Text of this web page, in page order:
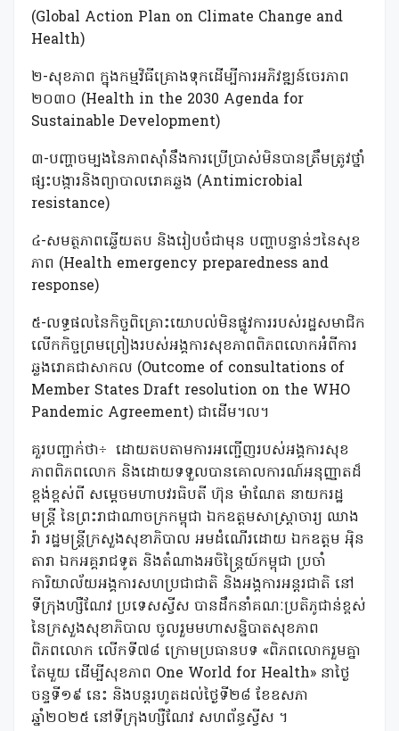
(Global Action Plan on Climate Change and
Health)
២-សុខភាព ក្នុងកម្មវិធីគ្រោងទុកដើម្បីការអភិវឌ្ឍន៍ចេរភាព
២០៣០ (Health in the 2030 Agenda for
Sustainable Development)
៣-បញ្ហាចម្បងនៃភាពស៊ាំនឹងការប្រើប្រាស់មិនបានត្រឹមត្រូវថ្នាំ
ផ្សះបង្ការនិងព្យាបាលរោគឆ្លង (Antimicrobial
resistance)
៤-សមត្ថភាពឆ្លើយតប និងរៀបចំជាមុន បញ្ហាបន្ទាន់ៗនៃសុខ
ភាព (Health emergency preparedness and
response)
៥-លទ្ធផលនៃកិច្ចពិគ្រោះយោបល់មិនផ្លូវការរបស់រដ្ឋសមាជិក
លើកកិច្ចព្រមព្រៀងរបស់អង្គការសុខភាពពិភពលោកអំពីការ
ឆ្លងរោគជាសាកល (Outcome of consultations of
Member States Draft resolution on the WHO
Pandemic Agreement) ជាដើម។ល។
គួរបញ្ជាក់ថា÷ ដោយតបតាមការអញ្ជើញរបស់អង្គការសុខ
ភាពពិភពលោក និងដោយទទួលបានគោលការណ៍អនុញ្ញាតដ៏
ខ្ពង់ខ្ពស់ពី សម្តេចមហាបវរធិបតី ហ៊ុន ម៉ាណែត នាយករដ្ឋ
មន្ត្រី នៃព្រះរាជាណាចក្រកម្ពុជា ឯកឧត្តមសាស្ត្រាចារ្យ ឈាង
រ៉ា រដ្ឋមន្ត្រីក្រសួងសុខាភិបាល អមដំណើរដោយ ឯកឧត្តម អ៉ិន
តារា ឯកអគ្គរាជទូត និងតំណាងអចិន្ត្រៃយ៍កម្ពុជា ប្រចាំ
ការិយាល័យអង្គការសហប្រជាជាតិ និងអង្គការអន្តរជាតិ នៅ
ទីក្រុងហ្សឺណែវ ប្រទេសស្វីស បានដឹកនាំគណៈប្រតិភូជាន់ខ្ពស់
នៃក្រសួងសុខាភិបាល ចូលរួមមហាសន្និបាតសុខភាព
ពិភពលោក លើកទី៧៨​ ក្រោមប្រធានបទ «ពិភពលោករួមគ្នា
តែមួយ ដើម្បីសុខភាព One World for Health» នាថ្ងៃ
ចន្ទទី១៩ នេះ និងបន្តរហូតដល់ថ្ងៃទី២៨ ខែឧសភា
ឆ្នាំ២០២៥ នៅទីក្រុងហ្សឺណែវ សហព័ន្ធស្វីស ។